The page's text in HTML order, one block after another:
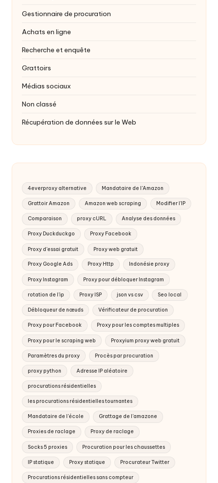
Gestionnaire de procuration
Achats en ligne
Recherche et enquête
Grattoirs
Médias sociaux
Non classé
Récupération de données sur le Web
4everproxy alternative Mandataire de l'Amazon
Grattoir Amazon Amazon web scraping Modifier l'IP
Comparaison proxy cURL Analyse des données
Proxy Duckduckgo Proxy Facebook
Proxy d'essai gratuit Proxy web gratuit
Proxy Google Ads Proxy Http Indonésie proxy
Proxy Instagram Proxy pour débloquer Instagram
rotation de l'ip Proxy ISP json vs csv Seo local
Débloqueur de nœuds Vérificateur de procuration
Proxy pour Facebook Proxy pour les comptes multiples
Proxy pour le scraping web Proxyium proxy web gratuit
Paramètres du proxy Procès par procuration
proxy python Adresse IP aléatoire
procurations résidentielles
les procurations résidentielles tournantes
Mandataire de l'école Grattage de l'amazone
Proxies de raclage Proxy de raclage
Socks 5 proxies Procuration pour les chaussettes
IP statique Proxy statique Procurateur Twitter
Procurations résidentielles sans compteur